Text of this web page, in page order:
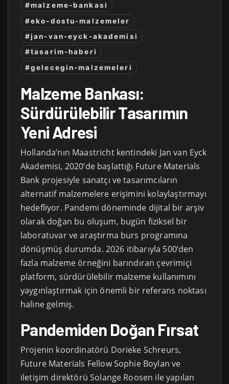
#malzeme-bankasi
#eko-dostu-malzemeler
#jan-van-eyck-akademisi
#tasarim-haberi
#gelecegin-malzemeleri
Malzeme Bankası:
Sürdürülebilir Tasarımın
Yeni Adresi
Hollanda’nın Maastricht kentindeki Jan van Eyck
Akademisi, 2020’de başlattığı Future Materials
Bank projesiyle sanatçı ve tasarımcıların
alternatif malzemelere erişimini kolaylaştırmayı
hedefliyor. Pandemi döneminde dijital bir arşiv
olarak doğan bu oluşum, bugün fiziksel bir
laboratuvar ve araştırma burs programına
dönüşmüş durumda. 2026 itibarıyla 500’den
fazla malzeme örneğini barındıran çevrimiçi
platform, sürdürülebilir malzeme kullanımını
yaygınlaştırmak için önemli bir referans noktası
haline gelmiş.
Pandemiden Doğan Fırsat
Projenin koordinatörü Dorieke Schreurs,
Future Materials Fellow Sophie Boylan ve
iletişim direktörü Solange Roosen ile yapılan